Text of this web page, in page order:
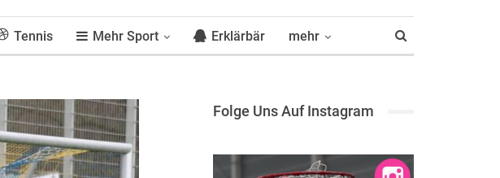
Tennis Mehr Sport Erklärbär mehr
Folge Uns Auf Instagram